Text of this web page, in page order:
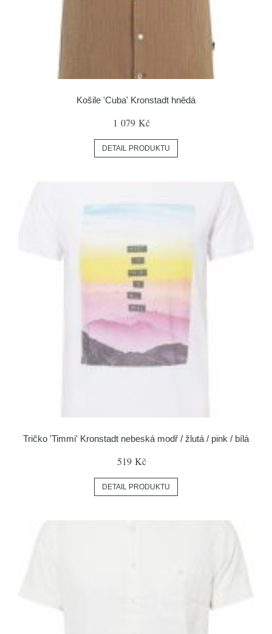
Košile 'Cuba' Kronstadt hnědá
1 079 Kč
DETAIL PRODUKTU
Tričko 'Timmi' Kronstadt nebeská modř / žlutá / pink / bílá
519 Kč
DETAIL PRODUKTU